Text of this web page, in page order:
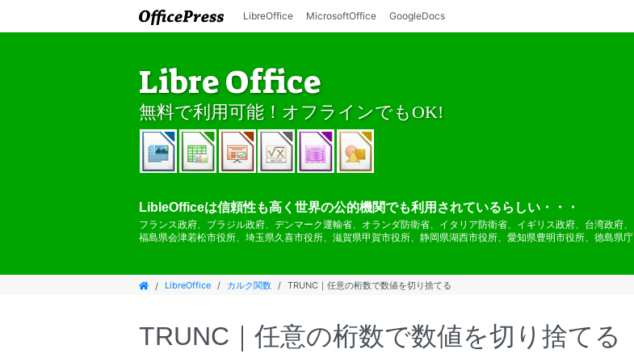
LibreOffice MicrosoftOffice GoogleDocs
Libre Office
無料で利用可能！オフラインでもOK!
LibleOfficeは信頼性も高く世界の公的機関でも利用されているらしい・・・
フランス政府、ブラジル政府、デンマーク運輸省、オランダ防衛省、イタリア防衛省、イギリス政府、台湾政府、
福島県会津若松市役所、埼玉県久喜市役所、滋賀県甲賀市役所、静岡県湖西市役所、愛知県豊明市役所、徳島県庁
LibreOffice カルク関数 TRUNC｜任意の桁数で数値を切り捨てる
TRUNC｜任意の桁数で数値を切り捨てる